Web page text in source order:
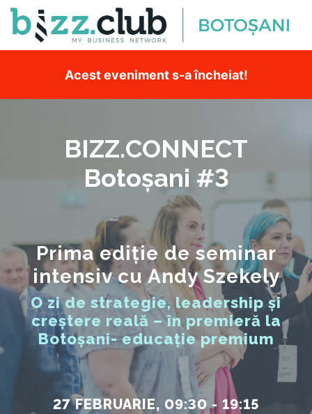
Acest eveniment s-a încheiat!
BIZZ.CONNECT
Botoșani #3
Prima ediție de seminar
intensiv cu Andy Szekely
O zi de strategie, leadership și
creștere reală – în premieră la
Botoșani- educație premium
27 FEBRUARIE, 09:30 - 19:15